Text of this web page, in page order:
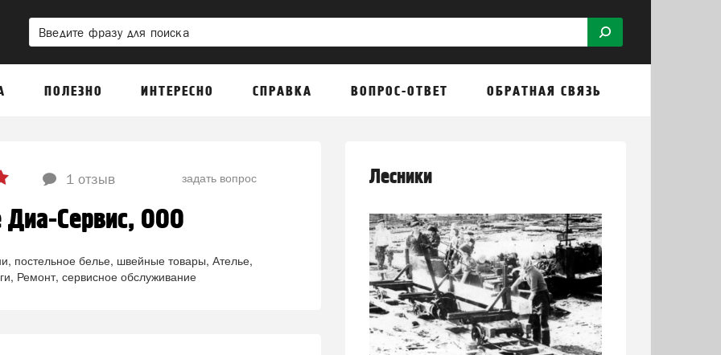
ПОЛЕЗНО ИНТЕРЕСНО СПРАВКА ВОПРОС-ОТВЕТ ОБРАТНАЯ СВЯЗЬ
1 отзыв задать вопрос
Диа-Сервис, ООО
постельное белье, швейные товары Ателье,
Ремонт, сервисное обслуживание
Лесники